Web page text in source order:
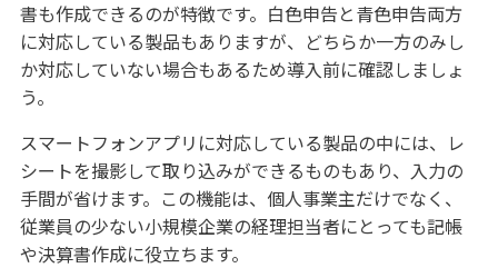
書も作成できるのが特徴です。白色申告と青色申告両方
に対応している製品もありますが、どちらか一方のみし
か対応していない場合もあるため導入前に確認しましょ
う。
スマートフォンアプリに対応している製品の中には、レ
シートを撮影して取り込みができるものもあり、入力の
手間が省けます。この機能は、個人事業主だけでなく、
従業員の少ない小規模企業の経理担当者にとっても記帳
や決算書作成に役立ちます。